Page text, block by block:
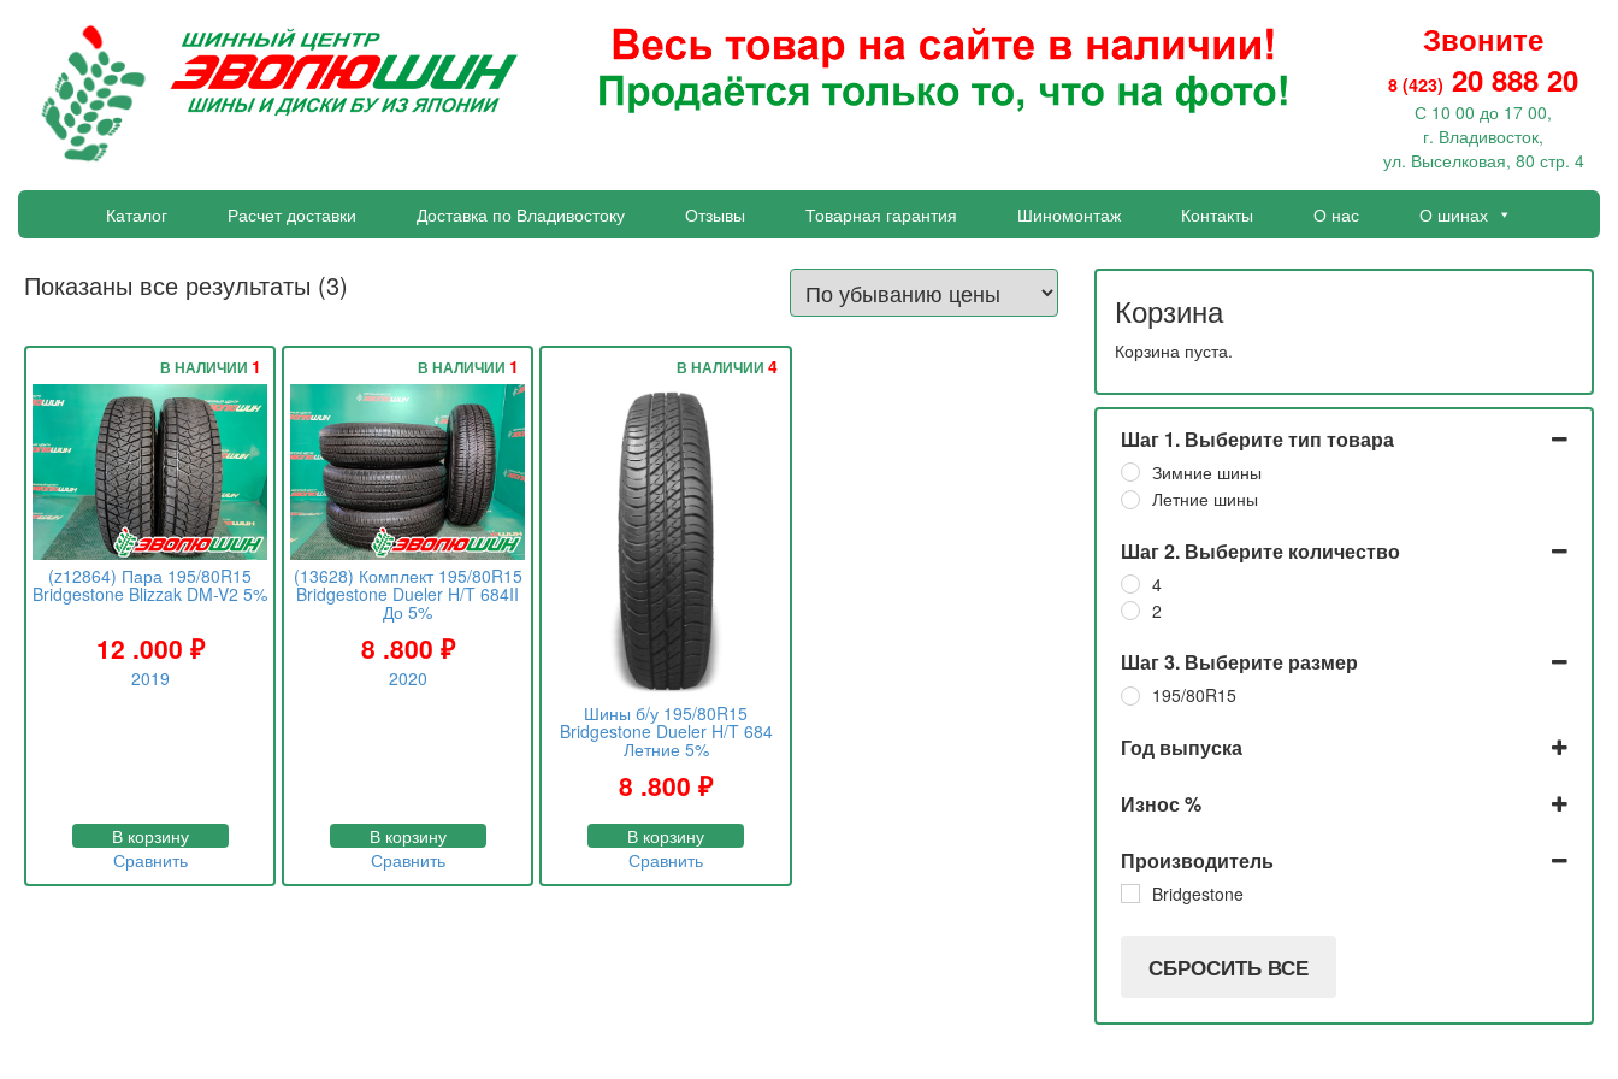
Звоните
8 (423) 20 888 20
С 10 00 до 17 00,
г. Владивосток,
ул. Выселковая, 80 стр. 4
Каталог Расчет доставки Доставка по Владивостоку Отзывы Товарная гарантия Шиномонтаж Контакты О нас О шинах
Показаны все результаты (3)
(z12864) Пара 195/80R15
Bridgestone Blizzak DM-V2 5%
12 .000 ₽
2019
В НАЛИЧИИ 1
В корзину
Сравнить
(13628) Комплект 195/80R15
Bridgestone Dueler H/T 684II
До 5%
8 .800 ₽
2020
В НАЛИЧИИ 1
В корзину
Сравнить
Шины б/у 195/80R15
Bridgestone Dueler H/T 684
Летние 5%
8 .800₽
В НАЛИЧИИ 4
В корзину
Сравнить
Корзина
Корзина пуста.
Шаг 1. Выберите тип товара
Зимние шины
Летние шины
Шаг 2. Выберите количество
4
2
Шаг 3. Выберите размер
195/80R15
Год выпуска
2019
Износ %
5%
Производитель
Bridgestone
СБРОСИТЬ ВСЕ